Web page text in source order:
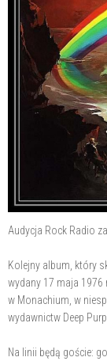
Audycja Rock Radio
Kolejny album, który
wydany 17 maja 1976
w Monachium, w
wydawnictw Deep
Na linii będą goście: